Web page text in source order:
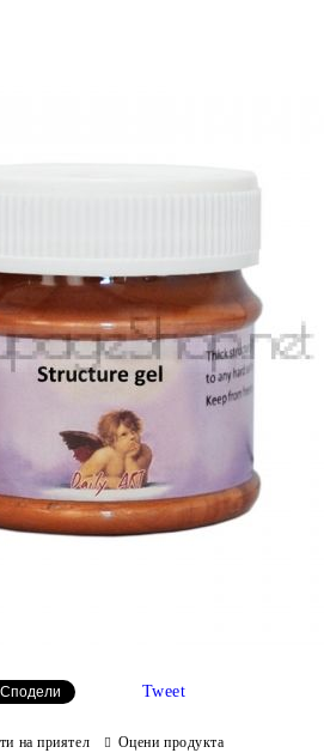
Сподели Tweet
на приятел Оцени продукта